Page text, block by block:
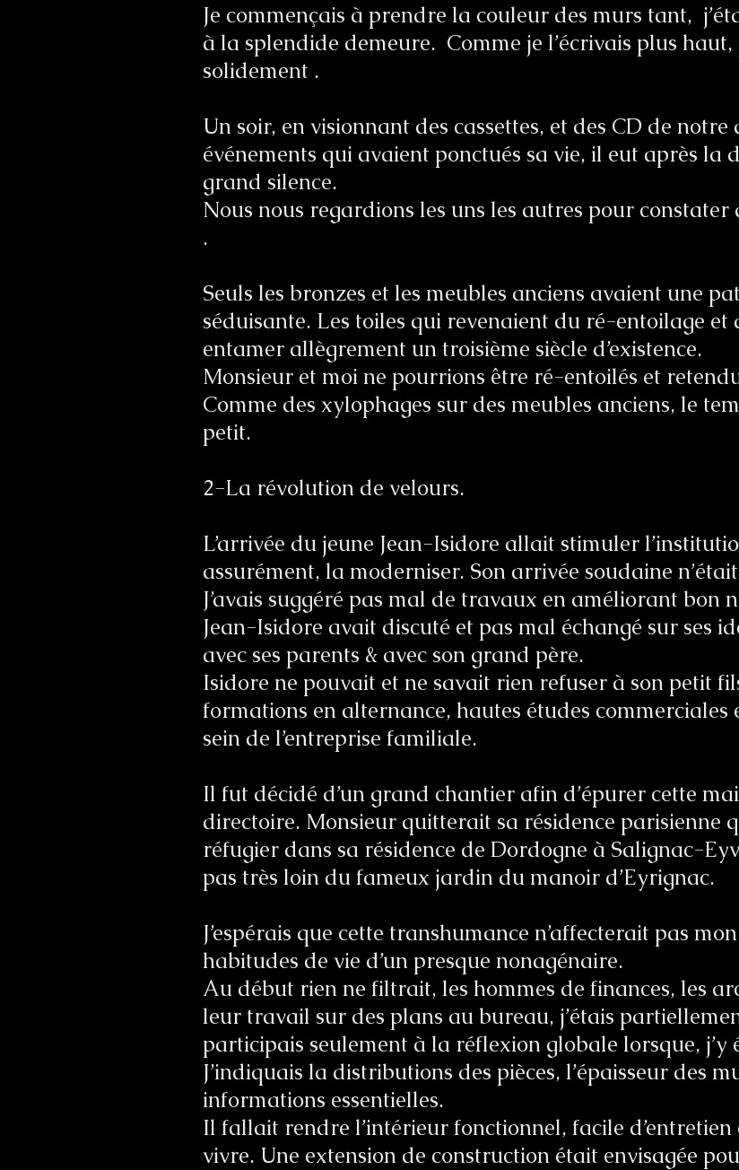
Je commençais à prendre la couleur des murs tant,
à la splendide demeure. Comme je l’écrivais plus haut,
solidement .
Un soir, en visionnant des cassettes, et des CD de notre
événements qui avaient ponctués sa vie, il eut après la
grand silence.
Nous nous regardions les uns les autres pour
.
Seuls les bronzes et les meubles anciens avaient une
séduisante. Les toiles qui revenaient du ré-entoilage
entamer allègrement un troisième siècle d’existence.
Monsieur et moi ne pourrions être ré-entoilés et
Comme des xylophages sur des meubles anciens, le
petit.
2-La révolution de velours.
L’arrivée du jeune Jean-Isidore allait stimuler
assurément, la moderniser. Son arrivée soudaine
J’avais suggéré pas mal de travaux en améliorant bon
Jean-Isidore avait discuté et pas mal échangé sur ses
avec ses parents & avec son grand père.
Isidore ne pouvait et ne savait rien refuser à son petit
formations en alternance, hautes études
sein de l’entreprise familiale.
Il fut décidé d’un grand chantier afin d’épurer cette
directoire. Monsieur quitterait sa résidence parisienne
réfugier dans sa résidence de Dordogne à Salignac-
pas très loin du fameux jardin du manoir d’Eyrignac.
J’espérais que cette transhumance n’affecterait pas
habitudes de vie d’un presque nonagénaire.
Au début rien ne filtrait, les hommes de finances, les
leur travail sur des plans au bureau, j’étais
participais seulement à la réflexion globale lorsque, j’y
J’indiquais la distributions des pièces, l’épaisseur des
informations essentielles.
Il fallait rendre l’intérieur fonctionnel, facile
vivre. Une extension de construction était envisagée